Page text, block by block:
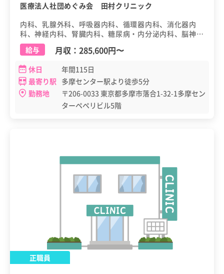
医療法人社団めぐみ会 田村クリニック
内科、乳腺外科、呼吸器内科、循環器内科、消化器内
科、神経内科、腎臓内科、糖尿病・内分泌内科、脳神経
外科、泌尿器科、血液内科
給与 月収： 285,600円〜
休日
年間115日
最寄り駅 多摩センター駅より徒歩5分
勤務地
〒206-0033 東京都多摩市落合1-32-1多摩セン
ターペペリビル5階
正職員